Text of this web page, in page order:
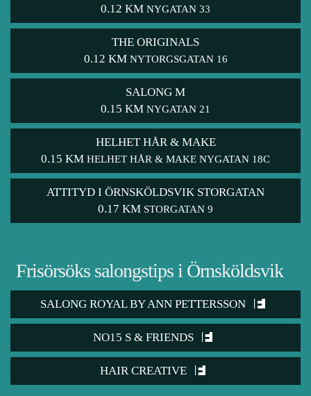
0.12 KM NYGATAN 33
THE ORIGINALS
0.12 KM NYTORGSGATAN 16
SALONG M
0.15 KM NYGATAN 21
HELHET HÅR & MAKE
0.15 KM HELHET HÅR & MAKE NYGATAN 18C
ATTITYD I ÖRNSKÖLDSVIK STORGATAN
0.17 KM STORGATAN 9
Frisörsöks salongstips i Örnsköldsvik
SALONG ROYAL BY ANN PETTERSSON
NO15 S & FRIENDS
HAIR CREATIVE